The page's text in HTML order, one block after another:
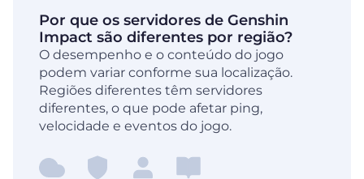
Por que os servidores de Genshin
Impact são diferentes por região?
O desempenho e o conteúdo do jogo
podem variar conforme sua localização.
Regiões diferentes têm servidores
diferentes, o que pode afetar ping,
velocidade e eventos do jogo.